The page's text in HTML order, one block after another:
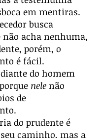
em mentiras.
busca
não acha nenhuma,
porém, o
é fácil.
do homem
nele não
de
do prudente é
caminho, mas a